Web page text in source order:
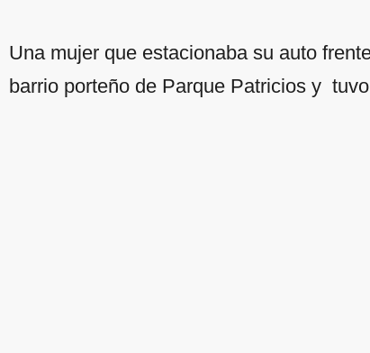
Una mujer que estacionaba su auto
barrio porteño de Parque Patricios y